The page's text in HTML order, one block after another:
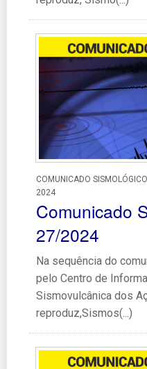
COMUNICADO
2024
Comunicado
27/2024
Na sequência do
pelo Centro de
Sismovulcânica dos
reproduz,Sismos(...)